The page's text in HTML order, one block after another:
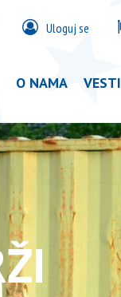
Uloguj se
O NAMA VESTI